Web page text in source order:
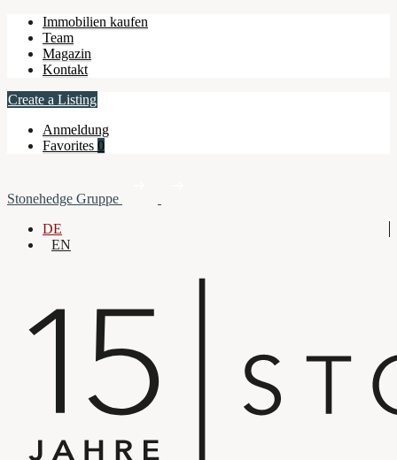
Immobilien kaufen
Team
Magazin
Kontakt
Create a Listing
Anmeldung
Favorites 0
Stonehedge Gruppe
DE
EN